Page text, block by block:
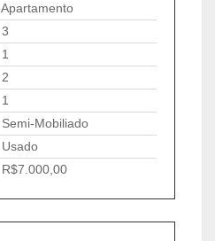
Apartamento
3
1
2
1
Semi-Mobiliado
Usado
R$7.000,00